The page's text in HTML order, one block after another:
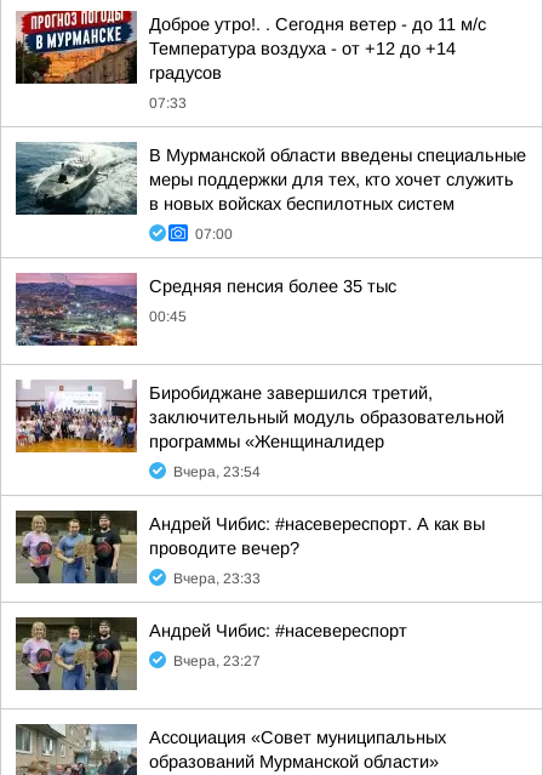
Доброе утро!. . Сегодня ветер - до 11 м/с
Температура воздуха - от +12 до +14
градусов
07:33
В Мурманской области введены специальные
меры поддержки для тех, кто хочет служить
в новых войсках беспилотных систем
07:00
Средняя пенсия более 35 тыс
00:45
Биробиджане завершился третий,
заключительный модуль образовательной
программы «Женщиналидер
Вчера, 23:54
Андрей Чибис: #насевереспорт. А как вы
проводите вечер?
Вчера, 23:33
Андрей Чибис: #насевереспорт
Вчера, 23:27
Ассоциация «Совет муниципальных
образований Мурманской области»